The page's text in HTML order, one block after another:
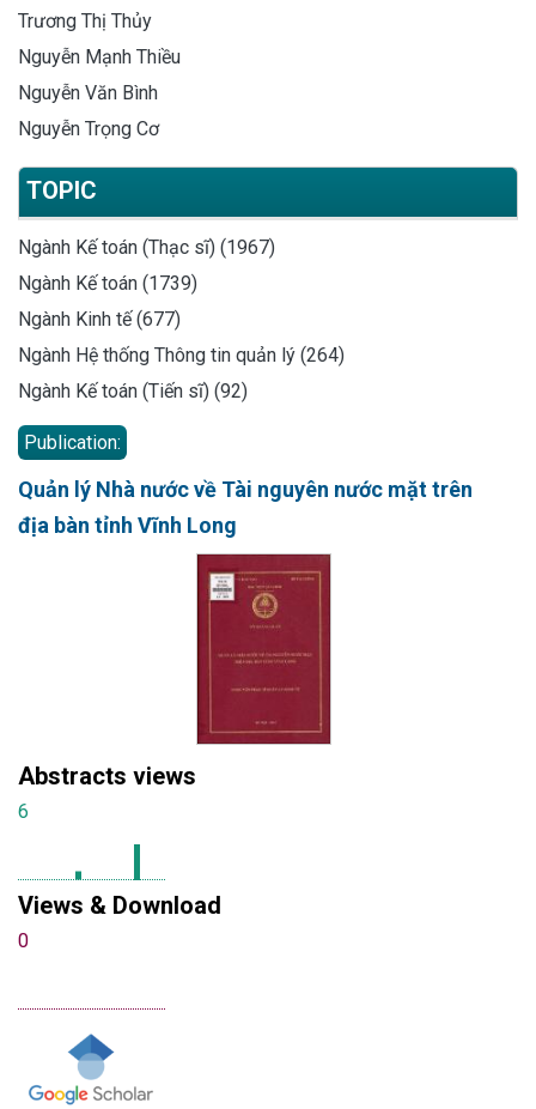
Trương Thị Thủy
Nguyễn Mạnh Thiều
Nguyễn Văn Bình
Nguyễn Trọng Cơ
TOPIC
Ngành Kế toán (Thạc sĩ) (1967)
Ngành Kế toán (1739)
Ngành Kinh tế (677)
Ngành Hệ thống Thông tin quản lý (264)
Ngành Kế toán (Tiến sĩ) (92)
Publication:
Quản lý Nhà nước về Tài nguyên nước mặt trên
địa bàn tỉnh Vĩnh Long
Abstracts views
6
Views & Download
0